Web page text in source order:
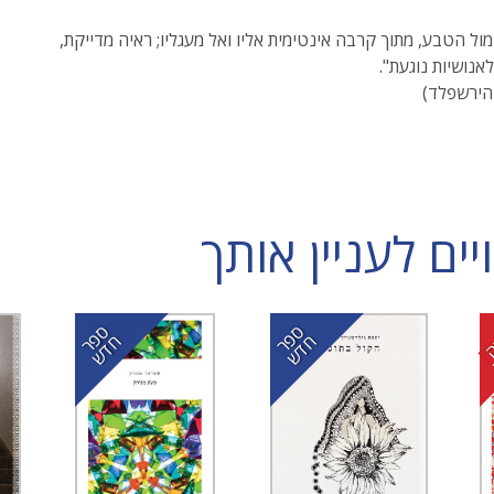
הטבע, מתוך קרבה אינטימית אליו ואל מעגליו; ראיה מדייקת,
נוגעת".
לעניין אותך
ס
פ
ר
ח
ד
ש ס
פ
ר
ח
ד
ש